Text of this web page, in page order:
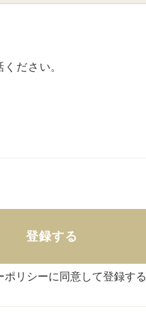
ださい。
登録する
ポリシーに同意して登録する